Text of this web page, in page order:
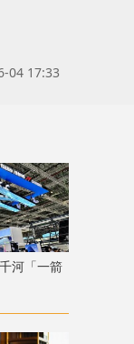
04 17:33
河「一箭